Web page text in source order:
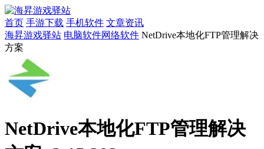
首页 手游下载 手机软件 文章资讯
海昇游戏驿站 电脑软件网络软件 NetDrive本地化FTP管理解决
方案
NetDrive本地化FTP管理解决